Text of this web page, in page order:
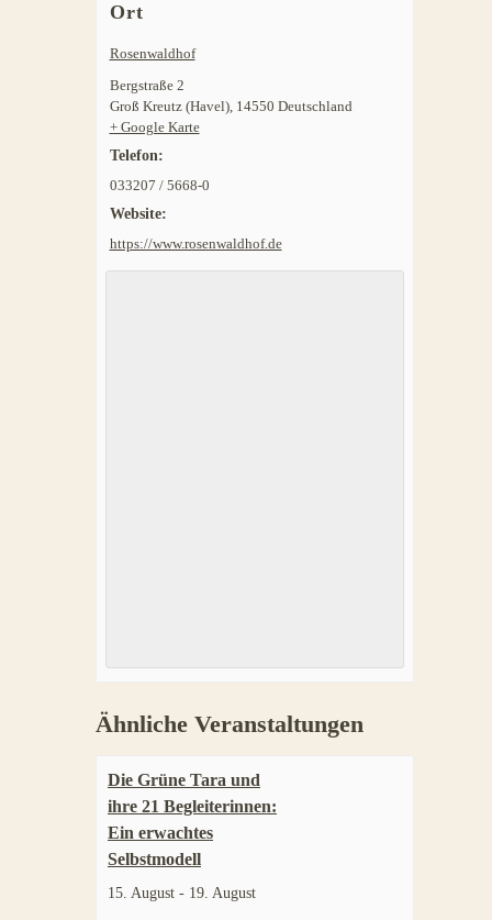
Ort
Rosenwaldhof
Bergstraße 2
Groß Kreutz (Havel), 14550 Deutschland
+ Google Karte
Telefon:
033207 / 5668-0
Website:
https://www.rosenwaldhof.de
Ähnliche Veranstaltungen
Die Grüne Tara und
ihre 21 Begleiterinnen:
Ein erwachtes
Selbstmodell
15. August - 19. August